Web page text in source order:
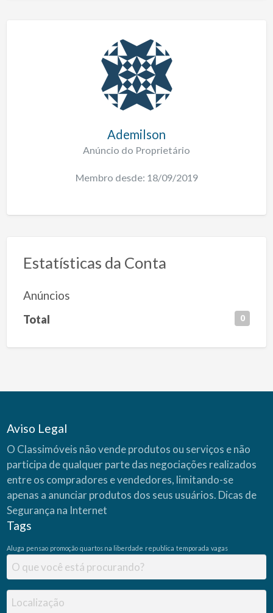
Ademilson
Anúncio do Proprietário
Membro desde: 18/09/2019
Estatísticas da Conta
Anúncios
Total 0
Aviso Legal
O Classimóveis não vende produtos ou serviços e não
participa de qualquer parte das negociações realizados
entre os compradores e vendedores, limitando-se
apenas a anunciar produtos dos seus usuários. Dicas de
Segurança na Internet
Tags
Aluga pensao promoção quartos na liberdade republica temporada vagas